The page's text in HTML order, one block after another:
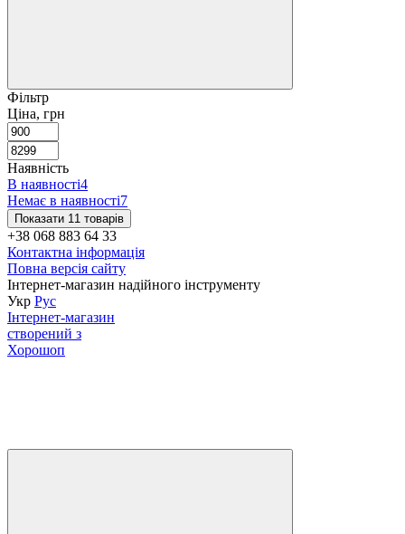
Фільтр
Ціна, грн
Наявність
В наявності4
Немає в наявності7
Показати 11 товарів
+38 068 883 64 33
Контактна інформація
Повна версія сайту
Інтернет-магазин надійного інструменту
Укр Рус
Інтернет-магазин
створений з
Хорошоп